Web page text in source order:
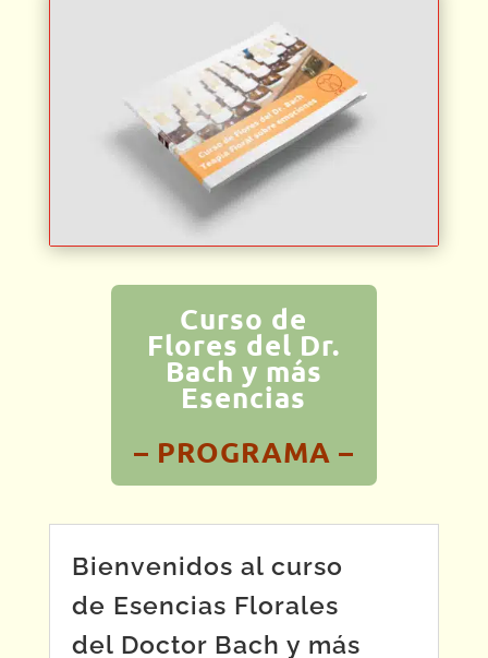
Curso de
Flores del Dr.
Bach y más
Esencias
– PROGRAMA –
Bienvenidos al curso
de Esencias Florales
del Doctor Bach y más